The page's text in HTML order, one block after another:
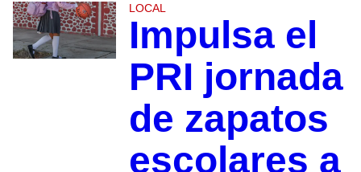
LOCAL
Impulsa el
PRI jornada
de zapatos
escolares a